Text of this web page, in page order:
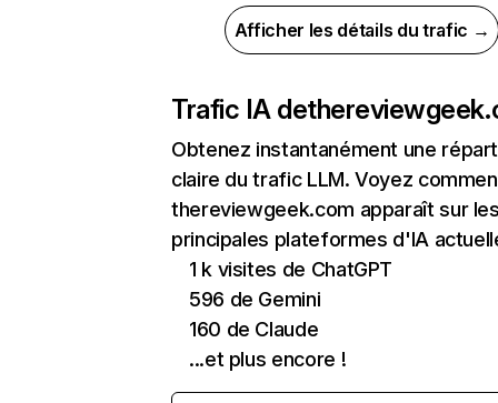
Afficher les détails du trafic →
Trafic IA de
Obtenez instantanément une
claire du trafic LLM. Voyez
thereviewgeek.com apparaît sur
principales plateformes d'IA
1 k visites de ChatGPT
596 de Gemini
160 de Claude
...et plus encore !